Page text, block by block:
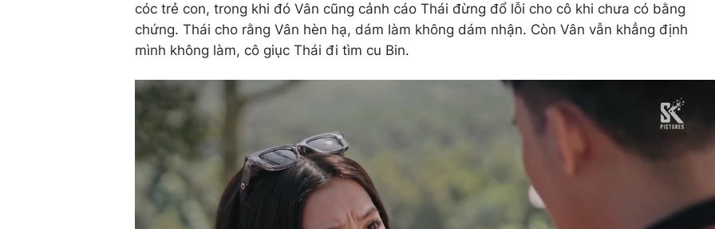
cóc trẻ con, trong khi đó Vân cũng cảnh cáo Thái đừng đổ lỗi cho cô khi chưa có bằng
chứng. Thái cho rằng Vân hèn hạ, dám làm không dám nhận. Còn Vân vẫn khẳng định
mình không làm, cô giục Thái đi tìm cu Bin.